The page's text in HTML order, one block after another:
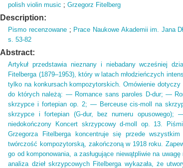
polish violin music ;Grzegorz Fitelberg
Description:
Pismo recenzowane ; Prace Naukowe Akademii im. Jana
s. 53-82
Abstract:
Artykuł przedstawia nieznany i niebadany wcześniej
Fitelberga (1879–1953), który w latach młodzieńczych
tylko na konkursach kompozytorskich. Omówienie
do których należą: — Romance sans paroles D-dur; —
skrzypce i fortepian op. 2; — Berceuse cis-moll na
skrzypce i fortepian (G-dur, bez numeru
niedokończony Koncert skrzypcowy d-moll op. 13.
Grzegorza Fitelberga koncentruje się przede
twórczość kompozytorską, zakończoną w 1918 roku.
go od komponowania, a zasługujące niewątpliwie na
analiza dzieł skrzypcowych Fitelberga wykazała, że